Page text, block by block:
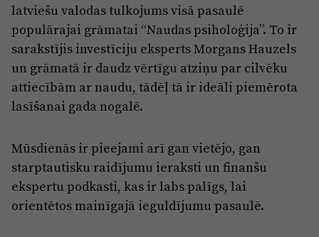
latviešu valodas tulkojums visā pasaulē
populārajai grāmatai “Naudas psiholoģija”. To ir
sarakstījis investīciju eksperts Morgans Hauzels
un grāmatā ir daudz vērtīgu atziņu par cilvēku
attiecībām ar naudu, tādēļ tā ir ideāli piemērota
lasīšanai gada nogalē.
Mūsdienās ir pieejami arī gan vietējo, gan
starptautisku raidījumu ieraksti un finanšu
ekspertu podkasti, kas ir labs palīgs, lai
orientētos mainīgajā ieguldījumu pasaulē.